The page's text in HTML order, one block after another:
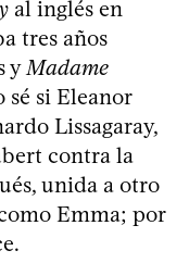
al inglés en
tres años
yMadame
sé si Eleanor
Lissagaray,
contra la
unida a otro
Emma; por